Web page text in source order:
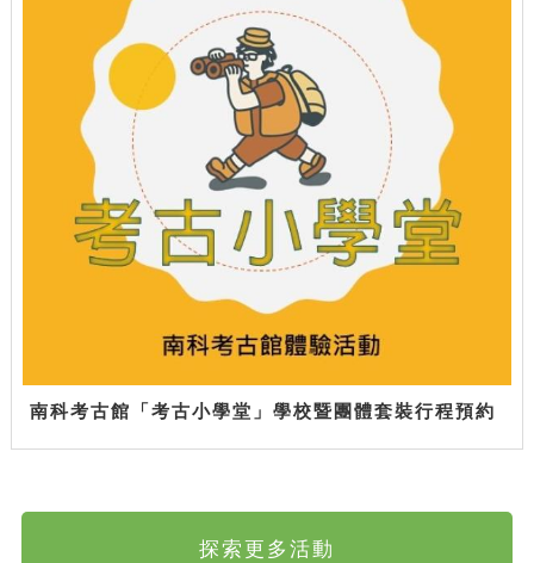
南科考古館「考古小學堂」學校暨團體套裝行程預約
探索更多活動